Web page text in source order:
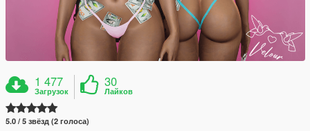
1 477
Загрузок
30
Лайков
5.0 / 5 звёзд (2 голоса)